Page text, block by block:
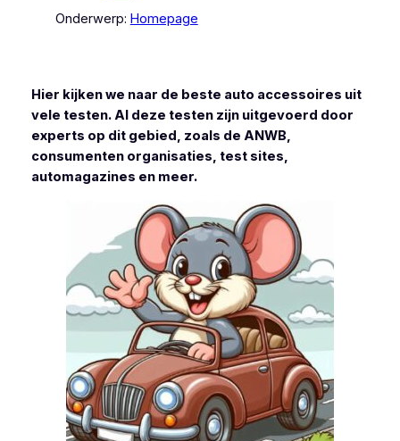
Onderwerp: Homepage
Hier kijken we naar de beste auto accessoires uit
vele testen. Al deze testen zijn uitgevoerd door
experts op dit gebied, zoals de ANWB,
consumenten organisaties, test sites,
automagazines en meer.